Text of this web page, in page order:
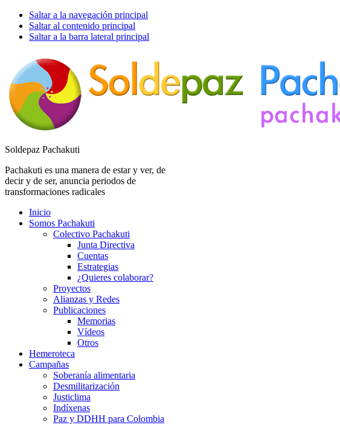
Saltar a la navegación principal
Saltar al contenido principal
Saltar a la barra lateral principal
Soldepaz Pachakuti
Pachakuti es una manera de estar y ver, de
decir y de ser, anuncia periodos de
transformaciones radicales
Inicio
Somos Pachakuti
Colectivo Pachakuti
Junta Directiva
Cuentas
Estrategias
¿Quieres colaborar?
Proyectos
Alianzas y Redes
Publicaciones
Memorias
Vídeos
Otros
Hemeroteca
Campañas
Soberanía alimentaria
Desmilitarización
Justiclima
Indíxenas
Paz y DDHH para Colombia